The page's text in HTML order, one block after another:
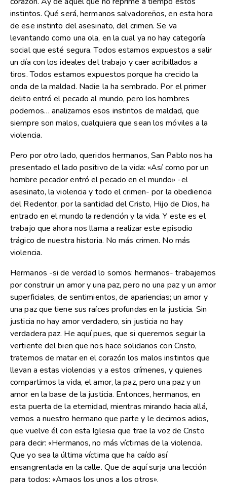
instintos. Qué será, hermanos salvadoreños, en esta hora
de ese instinto del asesinato, del crimen. Se va
levantando como una ola, en la cual ya no hay categoría
social que esté segura. Todos estamos expuestos a salir
un día con los ideales del trabajo y caer acribillados a
tiros. Todos estamos expuestos porque ha crecido la
onda de la maldad. Nadie la ha sembrado. Por el primer
delito entró el pecado al mundo, pero los hombres
podemos… analizamos esos instintos de maldad, que
siempre son malos, cualquiera que sean los móviles a la
violencia.
Pero por otro lado, queridos hermanos, San Pablo nos ha
presentado el lado positivo de la vida: «Así como por un
hombre pecador entró el pecado en el mundo» -el
asesinato, la violencia y todo el crimen- por la obediencia
del Redentor, por la santidad del Cristo, Hijo de Dios, ha
entrado en el mundo la redención y la vida. Y este es el
trabajo que ahora nos llama a realizar este episodio
trágico de nuestra historia. No más crimen. No más
violencia.
Hermanos -si de verdad lo somos: hermanos- trabajemos
por construir un amor y una paz, pero no una paz y un amor
superficiales, de sentimientos, de apariencias; un amor y
una paz que tiene sus raíces profundas en la justicia. Sin
justicia no hay amor verdadero, sin justicia no hay
verdadera paz. He aquí pues, que si queremos seguir la
vertiente del bien que nos hace solidarios con Cristo,
tratemos de matar en el corazón los malos instintos que
llevan a estas violencias y a estos crímenes, y quienes
compartimos la vida, el amor, la paz, pero una paz y un
amor en la base de la justicia. Entonces, hermanos, en
esta puerta de la eternidad, mientras mirando hacia allá,
vemos a nuestro hermano que parte y le decimos adios,
que vuelve él con esta Iglesia que trae la voz de Cristo
para decir: «Hermanos, no más víctimas de la violencia.
Que yo sea la última víctima que ha caído así
ensangrentada en la calle. Que de aquí surja una lección
para todos: «Amaos los unos a los otros».